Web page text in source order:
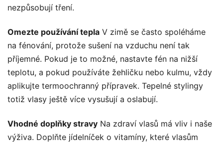
nezpůsobují tření.
Omezte používání tepla V zimě se často spoléháme
na fénování, protože sušení na vzduchu není tak
příjemné. Pokud je to možné, nastavte fén na nižší
teplotu, a pokud používáte žehličku nebo kulmu, vždy
aplikujte termoochranný přípravek. Tepelné stylingy
totiž vlasy ještě více vysušují a oslabují.
Vhodné doplňky stravy Na zdraví vlasů má vliv i naše
výživa. Doplňte jídelníček o vitamíny, které vlasům